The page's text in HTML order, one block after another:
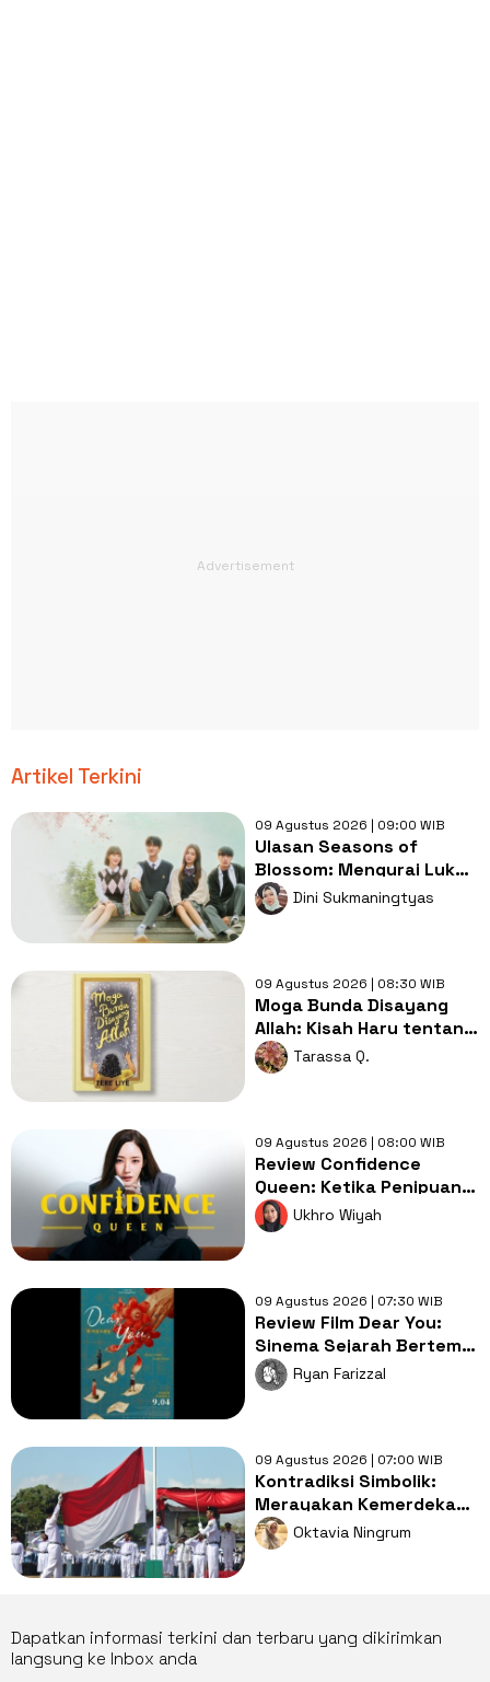
Artikel Terkini
09 Agustus 2026 | 09:00 WIB
Ulasan Seasons of
Blossom: Mengurai Luka,
Duka, dan Tekanan Masa
Remaja
Dini Sukmaningtyas
09 Agustus 2026 | 08:30 WIB
Moga Bunda Disayang
Allah: Kisah Haru tentang
Kasih Sayang dan
Perjuangan
Tarassa Q.
09 Agustus 2026 | 08:00 WIB
Review Confidence
Queen: Ketika Penipuan
Menjadi Cara Menghukum
Penjahat
Ukhro Wiyah
09 Agustus 2026 | 07:30 WIB
Review Film Dear You:
Sinema Sejarah Bertema
Diaspora yang Luar Biasa
Indah
Ryan Farizzal
09 Agustus 2026 | 07:00 WIB
Kontradiksi Simbolik:
Merayakan Kemerdekaan
dengan Cara yang Masih
Feodal
Oktavia Ningrum
Dapatkan informasi terkini dan terbaru yang dikirimkan
langsung ke Inbox anda